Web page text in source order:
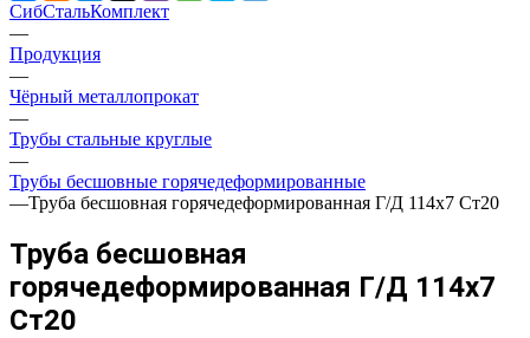
СибСтальКомплект
—
Продукция
—
Чёрный металлопрокат
—
Трубы стальные круглые
—
Трубы бесшовные горячедеформированные
—Труба бесшовная горячедеформированная Г/Д 114х7 Ст20
Труба бесшовная
горячедеформированная Г/Д 114х7
Ст20